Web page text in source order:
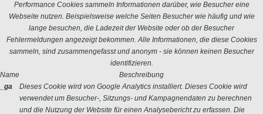
Performance Cookies sammeln Informationen darüber, wie Besucher eine
Webseite nutzen. Beispielsweise welche Seiten Besucher wie häufig und wie
lange besuchen, die Ladezeit der Website oder ob der Besucher
Fehlermeldungen angezeigt bekommen. Alle Informationen, die diese Cookies
sammeln, sind zusammengefasst und anonym - sie können keinen Besucher
identifizieren.
Name
Beschreibung
_ga
Dieses Cookie wird von Google Analytics installiert. Dieses Cookie wird
verwendet um Besucher-, Sitzungs- und Kampagnendaten zu berechnen
und die Nutzung der Website für einen Analysebericht zu erfassen. Die